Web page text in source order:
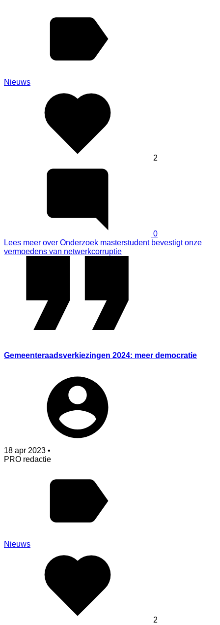
Nieuws
2
0
Lees meer over Onderzoek masterstudent bevestigt onze
vermoedens van netwerkcorruptie
Gemeenteraadsverkiezingen 2024: meer democratie
18 apr 2023 •
PRO redactie
Nieuws
2